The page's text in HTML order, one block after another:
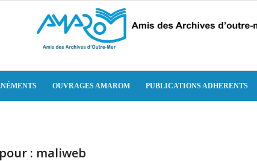
OUVRAGES AMAROM PUBLICATIONS ADHERENTS
: maliweb